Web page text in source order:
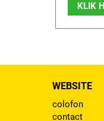
KLIK
WEBSITE
colofon
contact